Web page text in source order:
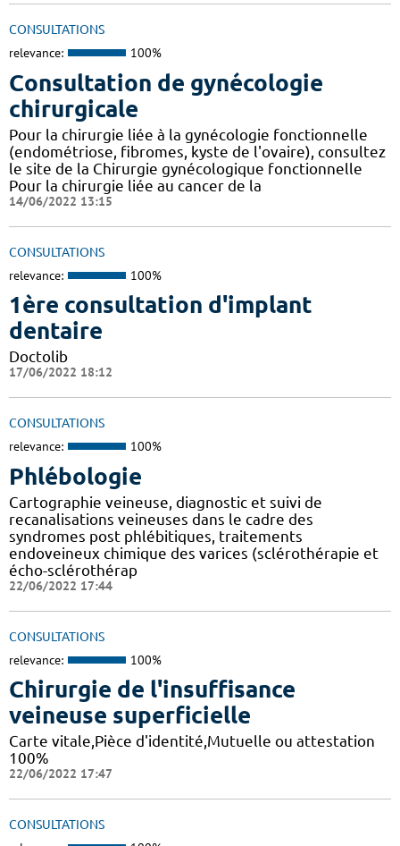
CONSULTATIONS
relevance: 100%
Consultation de gynécologie
chirurgicale
Pour la chirurgie liée à la gynécologie fonctionnelle
(endométriose, fibromes, kyste de l'ovaire), consultez
le site de la Chirurgie gynécologique fonctionnelle
Pour la chirurgie liée au cancer de la
14/06/2022 13:15
CONSULTATIONS
relevance: 100%
1ère consultation d'implant
dentaire
Doctolib
17/06/2022 18:12
CONSULTATIONS
relevance: 100%
Phlébologie
Cartographie veineuse, diagnostic et suivi de
recanalisations veineuses dans le cadre des
syndromes post phlébitiques, traitements
endoveineux chimique des varices (sclérothérapie et
écho-sclérothérap
22/06/2022 17:44
CONSULTATIONS
relevance: 100%
Chirurgie de l'insuffisance
veineuse superficielle
Carte vitale,Pièce d'identité,Mutuelle ou attestation
100%
22/06/2022 17:47
CONSULTATIONS